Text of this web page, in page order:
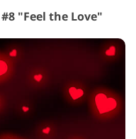
"Feel the Love"